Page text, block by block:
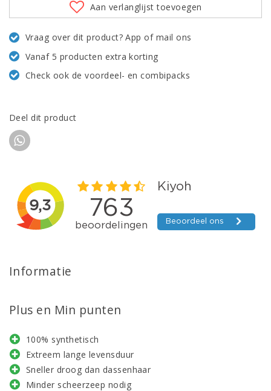
Aan verlanglijst toevoegen
Vraag over dit product? App of mail ons
Vanaf 5 producten extra korting
Check ook de voordeel- en combipacks
Deel dit product
Informatie
Plus en Min punten
100% synthetisch
Extreem lange levensduur
Sneller droog dan dassenhaar
Minder scheerzeep nodig